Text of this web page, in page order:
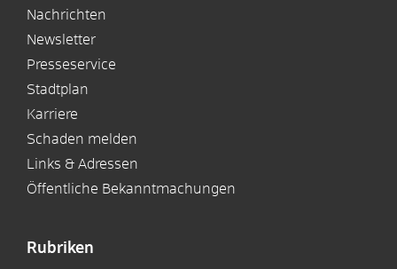
Nachrichten
Newsletter
Presseservice
Stadtplan
Karriere
Schaden melden
Links & Adressen
Öffentliche Bekanntmachungen
Rubriken